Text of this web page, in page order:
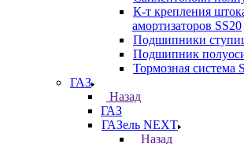
К-т крепления
амортизаторов SS20
Подшипники
Подшипник
Тормозная система
ГАЗ
Назад
ГАЗ
ГАЗель NEXT
Назад